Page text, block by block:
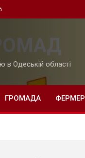
в Одеській області
ГРОМАДА ФЕРМЕР